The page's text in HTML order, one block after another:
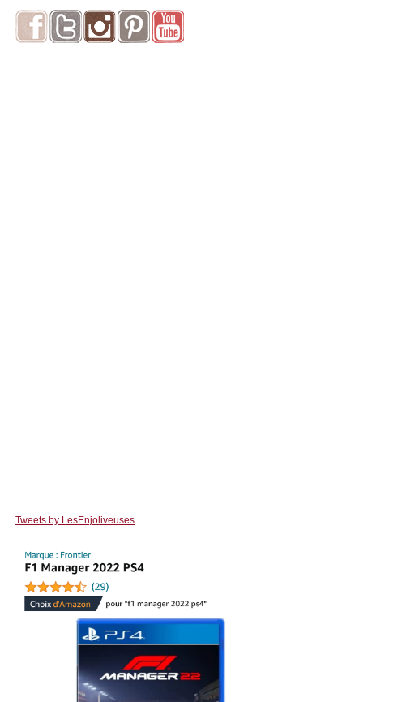
Tweets by LesEnjoliveuses